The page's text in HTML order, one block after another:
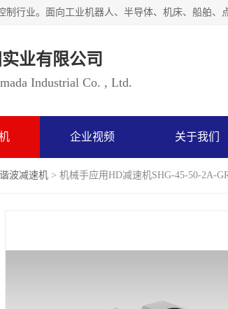
业有限公司
Industrial Co. , Ltd.
企业视频 关于我们
波减速机 > 机械手应用HD减速机SHG-45-50-2A-